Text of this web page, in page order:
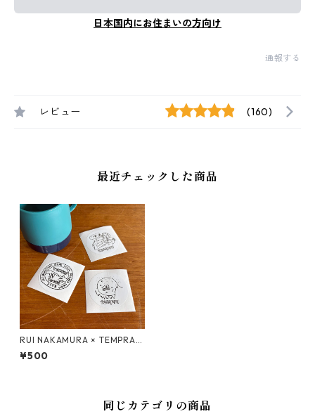
日本国内にお住まいの方向け
通報する
レビュー (160)
最近チェックした商品
RUI NAKAMURA × TEMPRA
ロゴ ステッカーSET
¥500
同じカテゴリの商品